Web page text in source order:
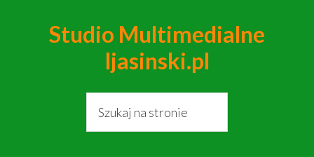
Studio Multimedialne
ljasinski.pl